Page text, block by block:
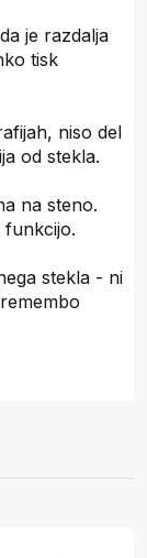
je razdalja
tisk
niso del
od stekla.
na steno.
funkcijo.
stekla - ni